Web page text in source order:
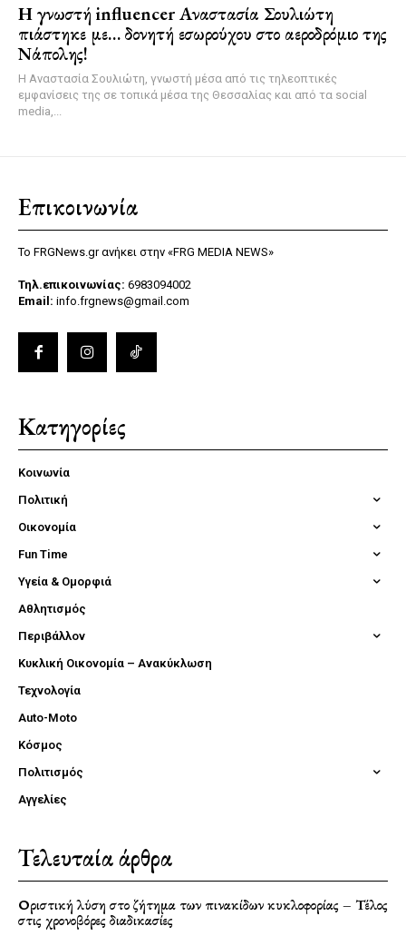
Η γνωστή influencer Αναστασία Σουλιώτη
πιάστηκε με… δονητή εσωρούχου στο αεροδρόμιο της
Νάπολης!
Η Αναστασία Σουλιώτη, γνωστή μέσα από τις τηλεοπτικές
εμφανίσεις της σε τοπικά μέσα της Θεσσαλίας και από τα social
media,...
Επικοινωνία
Το FRGNews.gr ανήκει στην «FRG MEDIA NEWS»
Τηλ.επικοινωνίας: 6983094002
Email: info.frgnews@gmail.com
Κατηγορίες
Κοινωνία
Πολιτική
Οικονομία
Fun Time
Υγεία & Ομορφιά
Αθλητισμός
Περιβάλλον
Κυκλική Οικονομία – Ανακύκλωση
Τεχνολογία
Auto-Moto
Κόσμος
Πολιτισμός
Αγγελίες
Τελευταία άρθρα
Οριστική λύση στο ζήτημα των πινακίδων κυκλοφορίας – Τέλος
στις χρονοβόρες διαδικασίες